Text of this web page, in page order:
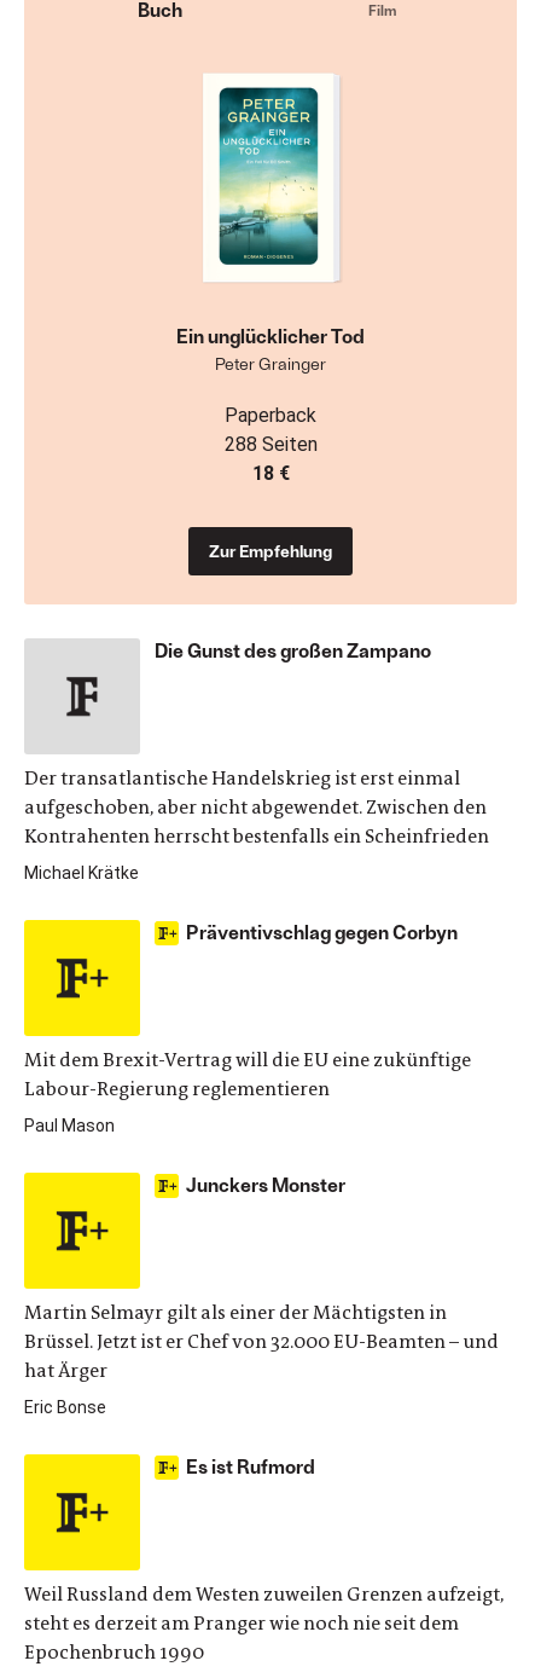
Die Gunst des großen Zampano
Der transatlantische Handelskrieg ist erst einmal
aufgeschoben, aber nicht abgewendet. Zwischen den
Kontrahenten herrscht bestenfalls ein Scheinfrieden
Michael Krätke
Präventivschlag gegen Corbyn
Mit dem Brexit-Vertrag will die EU eine zukünftige
Labour-Regierung reglementieren
Paul Mason
Junckers Monster
Martin Selmayr gilt als einer der Mächtigsten in
Brüssel. Jetzt ist er Chef von 32.000 EU-Beamten – und
hat Ärger
Eric Bonse
Es ist Rufmord
Weil Russland dem Westen zuweilen Grenzen aufzeigt,
steht es derzeit am Pranger wie noch nie seit dem
Epochenbruch 1990
Buch Film
Ein unglücklicher Tod
Peter Grainger
Paperback
288 Seiten
18 €
Zur Empfehlung